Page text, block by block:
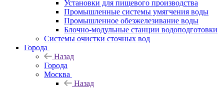
Установки для пищевого производства
Промышленные системы умягчения воды
Промышленное обезжелезивание воды
Блочно-модульные станции водоподготовки
Системы очистки сточных вод
Города
Назад
Города
Москва
Назад